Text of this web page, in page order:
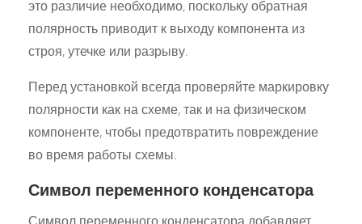
это различие необходимо, поскольку обратная
полярность приводит к выходу компонента из
строя, утечке или разрыву.
Перед установкой всегда проверяйте маркировку
полярности как на схеме, так и на физическом
компоненте, чтобы предотвратить повреждение
во время работы схемы.
Символ переменного конденсатора